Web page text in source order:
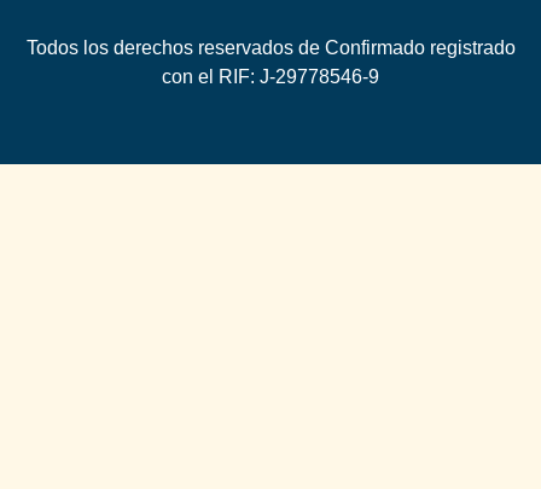
Todos los derechos reservados de Confirmado registrado
con el RIF: J-29778546-9